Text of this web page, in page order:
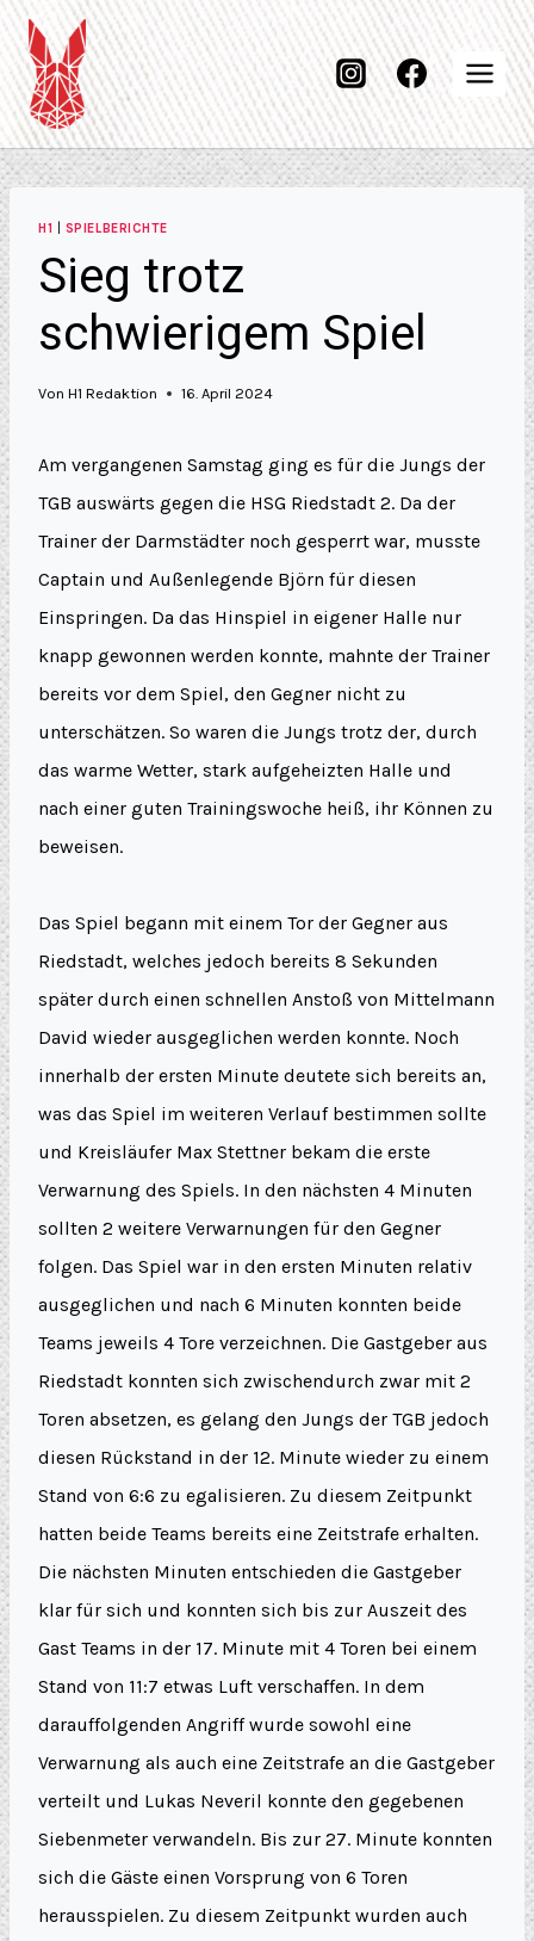
H1 SPIELBERICHTE
Sieg trotz
schwierigem Spiel
Von H1 Redaktion 16. April 2024
Am vergangenen Samstag ging es für die Jungs der
TGB auswärts gegen die HSG Riedstadt 2. Da der
Trainer der Darmstädter noch gesperrt war, musste
Captain und Außenlegende Björn für diesen
Einspringen. Da das Hinspiel in eigener Halle nur
knapp gewonnen werden konnte, mahnte der Trainer
bereits vor dem Spiel, den Gegner nicht zu
unterschätzen. So waren die Jungs trotz der, durch
das warme Wetter, stark aufgeheizten Halle und
nach einer guten Trainingswoche heiß, ihr Können zu
beweisen.
Das Spiel begann mit einem Tor der Gegner aus
Riedstadt, welches jedoch bereits 8 Sekunden
später durch einen schnellen Anstoß von Mittelmann
David wieder ausgeglichen werden konnte. Noch
innerhalb der ersten Minute deutete sich bereits an,
was das Spiel im weiteren Verlauf bestimmen sollte
und Kreisläufer Max Stettner bekam die erste
Verwarnung des Spiels. In den nächsten 4 Minuten
sollten 2 weitere Verwarnungen für den Gegner
folgen. Das Spiel war in den ersten Minuten relativ
ausgeglichen und nach 6 Minuten konnten beide
Teams jeweils 4 Tore verzeichnen. Die Gastgeber aus
Riedstadt konnten sich zwischendurch zwar mit 2
Toren absetzen, es gelang den Jungs der TGB jedoch
diesen Rückstand in der 12. Minute wieder zu einem
Stand von 6:6 zu egalisieren. Zu diesem Zeitpunkt
hatten beide Teams bereits eine Zeitstrafe erhalten.
Die nächsten Minuten entschieden die Gastgeber
klar für sich und konnten sich bis zur Auszeit des
Gast Teams in der 17. Minute mit 4 Toren bei einem
Stand von 11:7 etwas Luft verschaffen. In dem
darauffolgenden Angriff wurde sowohl eine
Verwarnung als auch eine Zeitstrafe an die Gastgeber
verteilt und Lukas Neveril konnte den gegebenen
Siebenmeter verwandeln. Bis zur 27. Minute konnten
sich die Gäste einen Vorsprung von 6 Toren
herausspielen. Zu diesem Zeitpunkt wurden auch